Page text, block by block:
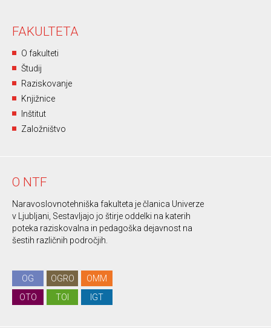
FAKULTETA
O fakulteti
Študij
Raziskovanje
Knjižnice
Inštitut
Založništvo
O NTF
Naravoslovnotehniška fakulteta je članica Univerze
v Ljubljani, Sestavljajo jo štirje oddelki na katerih
poteka raziskovalna in pedagoška dejavnost na
šestih različnih področjih.
OG OGRO
OMM
OTO
TOI IGT